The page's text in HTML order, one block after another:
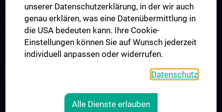
Forschung Transplantation
Preise und Auszeichnungen
Researcher of the month
unserer Datenschutzerklärung, in der wir auch
genau erklären, was eine Datenübermittlung in
die USA bedeuten kann. Ihre Cookie-
Einstellungen können Sie auf Wunsch jederzeit
individuell anpassen oder widerrufen.
Datenschutz
Alle Dienste erlauben